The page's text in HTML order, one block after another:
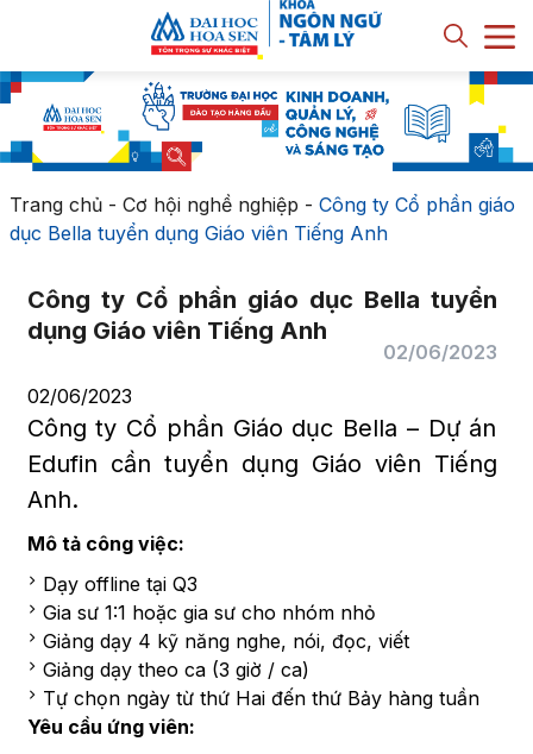
Trang chủ- Cơ hội nghề nghiệp - Công ty Cổ phần giáo
dục Bella tuyển dụng Giáo viên Tiếng Anh
Công ty Cổ phần giáo dục Bella tuyển
dụng Giáo viên Tiếng Anh
02/06/2023
02/06/2023
Công ty Cổ phần Giáo dục Bella – Dự án
Edufin cần tuyển dụng Giáo viên Tiếng
Anh.
Mô tả công việc:
Dạy offline tại Q3
Gia sư 1:1 hoặc gia sư cho nhóm nhỏ
Giảng dạy 4 kỹ năng nghe, nói, đọc, viết
Giảng dạy theo ca (3 giờ / ca)
Tự chọn ngày từ thứ Hai đến thứ Bảy hàng tuần
Yêu cầu ứng viên: